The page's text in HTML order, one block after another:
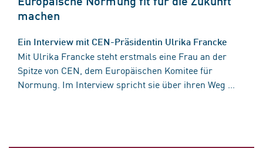
machen
Ein Interview mit CEN-Präsidentin Ulrika Francke
Mit Ulrika Francke steht erstmals eine Frau an der
Spitze von CEN, dem Europäischen Komitee für
Normung. Im Interview spricht sie über ihren Weg ...